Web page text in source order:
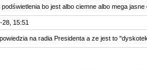
bo jest albo ciemne albo mega
15:51
na radia Presidenta a ze jest to